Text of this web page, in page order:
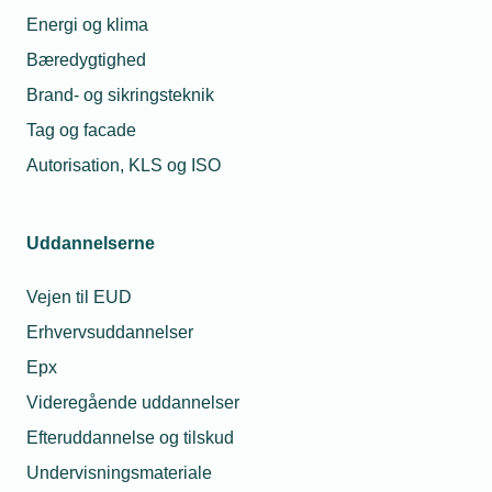
Energi og klima
Bæredygtighed
Brand- og sikringsteknik
Tag og facade
Autorisation, KLS og ISO
Uddannelserne
Vejen til EUD
Erhvervsuddannelser
Epx
Videregående uddannelser
Efteruddannelse og tilskud
Undervisningsmateriale
Relaterede nyheder
Vindindustrien har brug for statsstøtte
Tårnfabrikken Welcon i Give er netop blevet udvidet for en